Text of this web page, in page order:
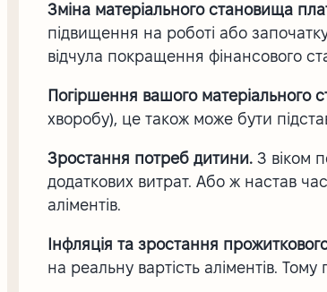
Зміна матеріального становища
підвищення на роботі або
відчула покращення фінансового
Погіршення вашого матеріального
хворобу), це також може бути
Зростання потреб дитини.З віком
додаткових витрат. Або ж настав
аліментів.
Інфляція та зростання
на реальну вартість аліментів.